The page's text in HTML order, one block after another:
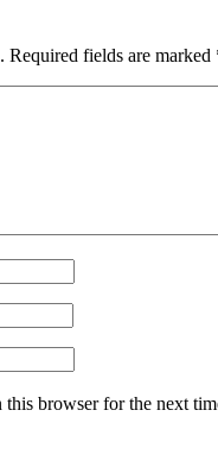
Required fields are marked
browser for the next